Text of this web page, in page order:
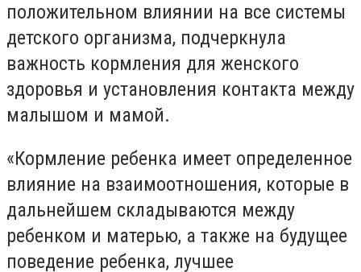
положительном влиянии на все системы
детского организма, подчеркнула
важность кормления для женского
здоровья и установления контакта между
малышом и мамой.
«Кормление ребенка имеет определенное
влияние на взаимоотношения, которые в
дальнейшем складываются между
ребенком и матерью, а также на будущее
поведение ребенка, лучшее